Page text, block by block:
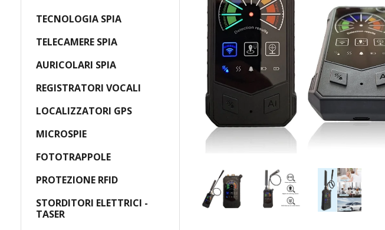
TECNOLOGIA SPIA
TELECAMERE SPIA
AURICOLARI SPIA
REGISTRATORI VOCALI
LOCALIZZATORI GPS
MICROSPIE
FOTOTRAPPOLE
PROTEZIONE RFID
STORDITORI ELETTRICI -
TASER